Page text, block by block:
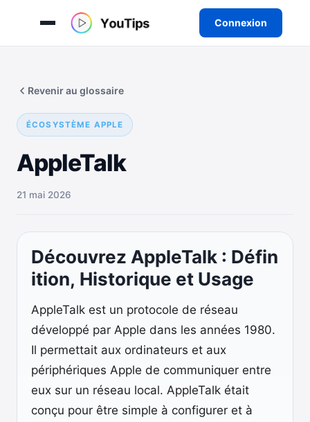
Connexion
contenu
ÉCOSYSTÈME APPLE
AppleTalk
Revenir au glossaire
21 mai 2026
Découvrez AppleTalk : Défin
ition, Historique et Usage
AppleTalk est un protocole de réseau
développé par Apple dans les années 1980.
Il permettait aux ordinateurs et aux
périphériques Apple de communiquer entre
eux sur un réseau local. AppleTalk était
conçu pour être simple à configurer et à